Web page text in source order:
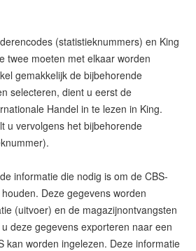
(statistieknummers) en King
twee moeten met elkaar worden
gemakkelijk de bijbehorende
selecteren, dient u eerst de
Handel in te lezen in King.
u vervolgens het bijbehorende
informatie die nodig is om de CBS-
Deze gegevens worden
(uitvoer) en de magazijnontvangsten
deze gegevens exporteren naar een
kan worden ingelezen. Deze informatie